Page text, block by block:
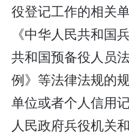
役登记工作的相关
《中华人民共和国
共和国预备役人员
例》等法律法规的
单位或者个人信用
人民政府兵役机关